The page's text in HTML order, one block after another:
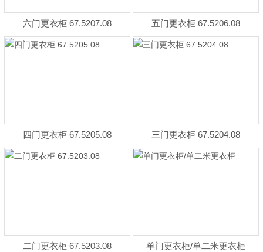
六门更衣柜 67.5207.08 五门更衣柜 67.5206.08
四门更衣柜 67.5205.08 三门更衣柜 67.5204.08
二门更衣柜 67.5203.08 单门更衣柜/单二米更衣柜